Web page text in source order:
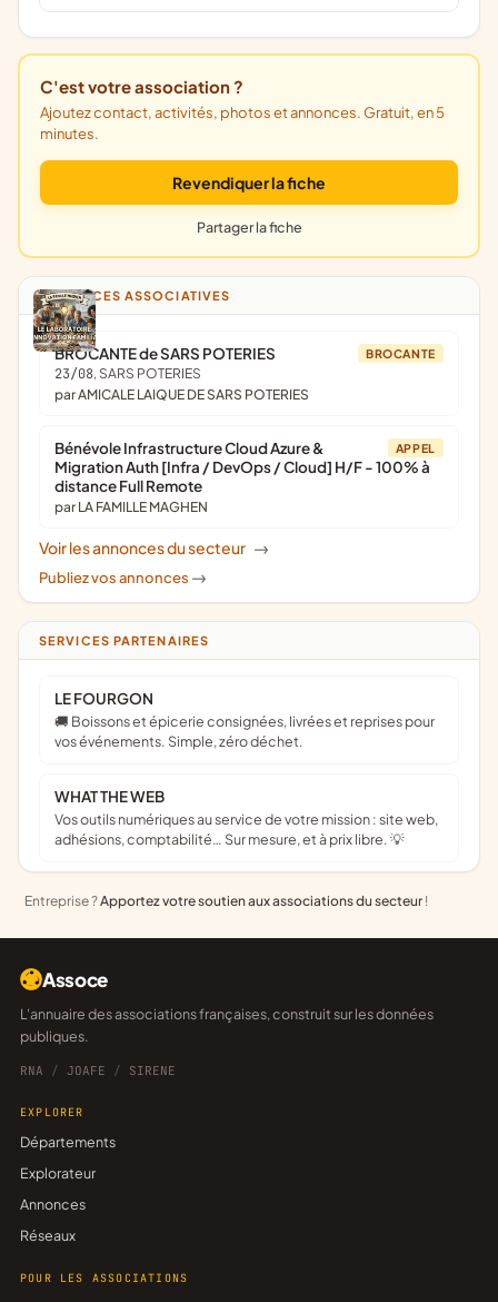
C'est votre association ?
Ajoutez contact, activités, photos et annonces. Gratuit, en 5
minutes.
Revendiquer la fiche
Partager la fiche
ANNONCES ASSOCIATIVES
BROCANTE
BROCANTE de SARS POTERIES
23/08, SARS POTERIES
par AMICALE LAIQUE DE SARS POTERIES
APPEL
Bénévole Infrastructure Cloud Azure &
Migration Auth [Infra / DevOps / Cloud] H/F - 100% à
distance Full Remote
par LA FAMILLE MAGHEN
Voir les annonces du secteur ->
Publiez vos annonces ->
SERVICES PARTENAIRES
LE FOURGON
🚚 Boissons et épicerie consignées, livrées et reprises pour
vos événements. Simple, zéro déchet.
WHAT THE WEB
Vos outils numériques au service de votre mission : site web,
adhésions, comptabilité… Sur mesure, et à prix libre. 💡
Entreprise ?Apportez votre soutien aux associations du secteur !
Assoce
L'annuaire des associations françaises, construit sur les données
publiques.
RNA / JOAFE / SIRENE
EXPLORER
Départements
Explorateur
Annonces
Réseaux
POUR LES ASSOCIATIONS